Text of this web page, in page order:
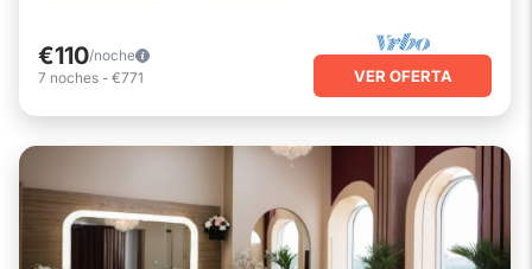
€110/noche
7 noches - €771 VER OFERTA